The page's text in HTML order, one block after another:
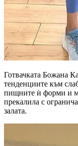
Готвачката Божана
тенденциите към
пищните ѝ форми и
прекалила с
залата.